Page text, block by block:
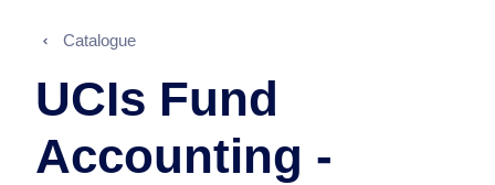
Catalogue
UCIs Fund
Accounting -